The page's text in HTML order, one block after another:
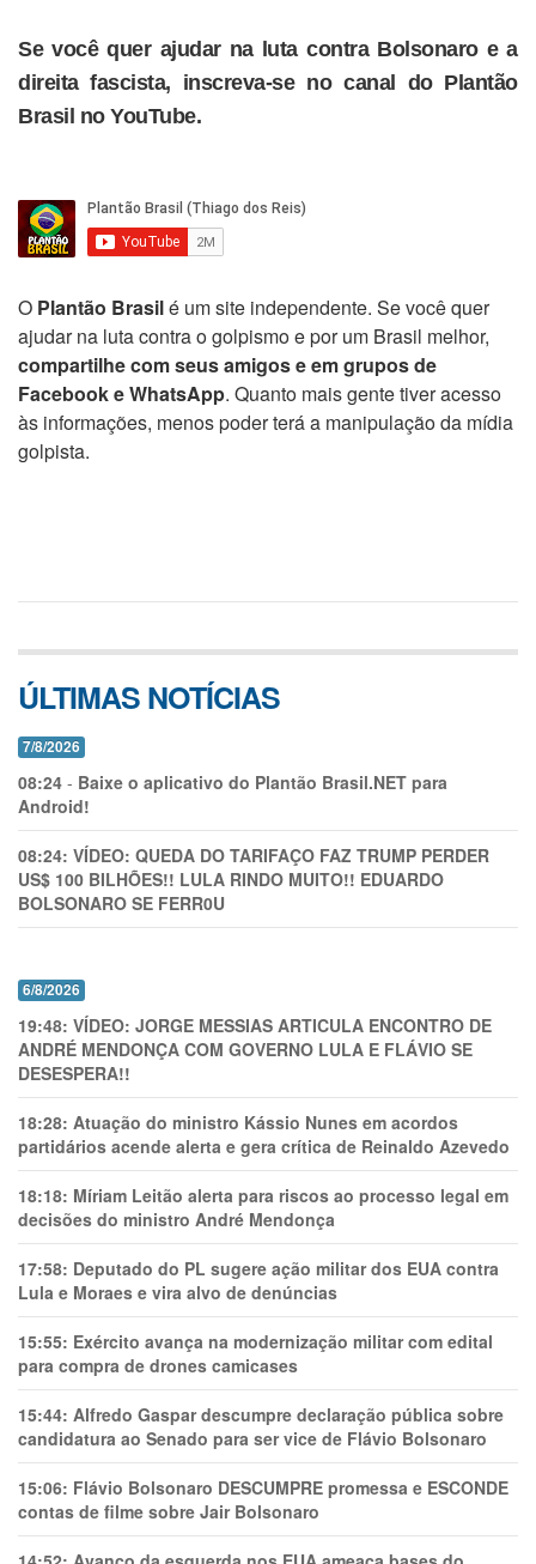
Se você quer ajudar na luta contra Bolsonaro e a
direita fascista, inscreva-se no canal do Plantão
Brasil no YouTube.
O Plantão Brasilé um site independente. Se você quer
ajudar na luta contra o golpismo e por um Brasil melhor,
compartilhe com seus amigos e em grupos de
Facebook e WhatsApp. Quanto mais gente tiver acesso
às informações, menos poder terá a manipulação da mídia
golpista.
ÚLTIMAS NOTÍCIAS
7/8/2026
08:24 - Baixe o aplicativo do Plantão Brasil.NET para
Android!
08:24: VÍDEO: QUEDA DO TARIFAÇO FAZ TRUMP PERDER
US$ 100 BILHÕES!! LULA RINDO MUITO!! EDUARDO
BOLSONARO SE FERR0U
6/8/2026
19:48: VÍDEO: JORGE MESSIAS ARTICULA ENCONTRO DE
ANDRÉ MENDONÇA COM GOVERNO LULA E FLÁVIO SE
DESESPERA!!
18:28: Atuação do ministro Kássio Nunes em acordos
partidários acende alerta e gera crítica de Reinaldo Azevedo
18:18: Míriam Leitão alerta para riscos ao processo legal em
decisões do ministro André Mendonça
17:58: Deputado do PL sugere ação militar dos EUA contra
Lula e Moraes e vira alvo de denúncias
15:55: Exército avança na modernização militar com edital
para compra de drones camicases
15:44: Alfredo Gaspar descumpre declaração pública sobre
candidatura ao Senado para ser vice de Flávio Bolsonaro
15:06: Flávio Bolsonaro DESCUMPRE promessa e ESCONDE
contas de filme sobre Jair Bolsonaro